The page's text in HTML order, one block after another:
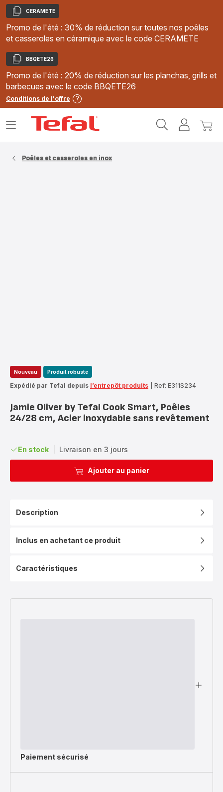
Copier
CERAMETE
Promo de l'été : 30% de réduction sur toutes nos poêles
et casseroles en céramique avec le code CERAMETE
Copier
BBQETE26
Promo de l'été : 20% de réduction sur les planchas, grills et
barbecues avec le code BBQETE26
Conditions de l'offre
MonMon
Ouvrir
Poêles et casseroles en inox
Nouveau Produit robuste
Expédié par Tefal depuis l’entrepôt produits Ref: E311S234
Jamie Oliver by Tefal Cook Smart, Poêles
24/28 cm, Acier inoxydable sans revêtement
En stock Livraison en 3 jours
Ajouter au panier
Description
Inclus en achetant ce produit
Caractéristiques
Paiement sécurisé